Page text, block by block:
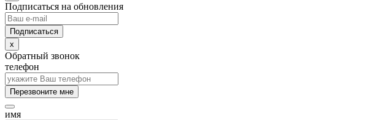
Подписаться на обновления
x
Обратный звонок
телефон
Перезвоните мне
имя